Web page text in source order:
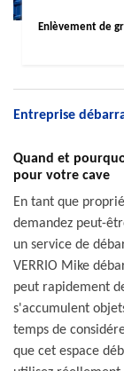
Enlèvement de
Entreprise
Quand et
pour votre cave
En tant que
demandez peut-
un service de
VERRIO Mike
peut rapidement
s'accumulent
temps de
que cet espace